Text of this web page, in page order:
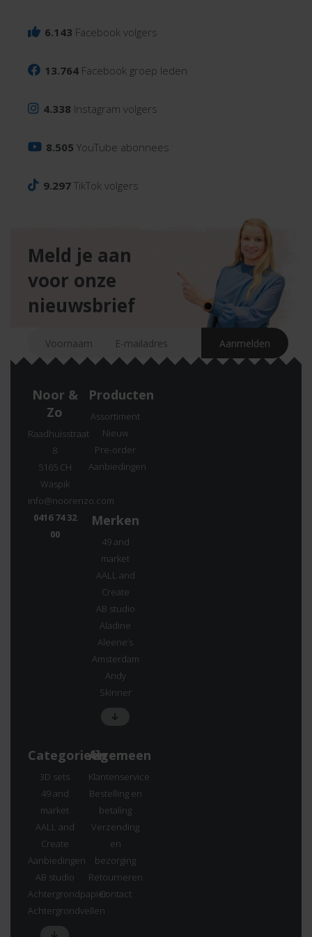
6.143 Facebook volgers
13.764 Facebook groep leden
4.338 Instagram volgers
8.505 YouTube abonnees
9.297 TikTok volgers
Meld je aan
voor onze
nieuwsbrief
Noor &
Zo
Raadhuisstraat
8
5165 CH
Waspik
info@noorenzo.com
0416 74 32
00
Producten
Assortiment
Nieuw
Pre-order
Aanbiedingen
Merken
49 and
market
AALL and
Create
AB studio
Aladine
Aleene’s
Amsterdam
Andy
Skinner
Categorieën
3D sets
49 and
market
AALL and
Create
Aanbiedingen
AB studio
Achtergrondpapier
Achtergrondvellen
Algemeen
Klantenservice
Bestelling en
betaling
Verzending
en
bezorging
Retourneren
Contact